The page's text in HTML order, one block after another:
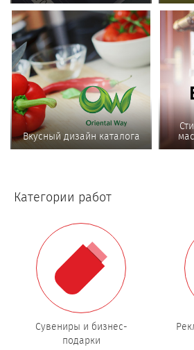
Вкусный дизайн каталога
Категории работ
Сувениры и бизнес-
подарки